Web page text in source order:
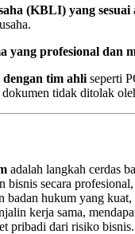
(KBLI) yang sesuai
yang profesional dan
tim ahli seperti
dokumen tidak ditolak
adalah langkah cerdas
bisnis secara
badan hukum yang kuat,
kerja sama,
pribadi dari risiko bisnis.